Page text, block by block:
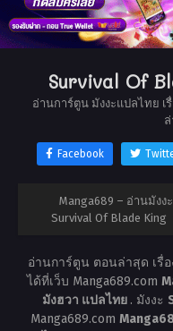
Survival Of
อ่านการ์ตูน มังงะแปลไทย เ
Facebook
Manga689 – อ่านมัง
Survival Of Blade King
อ่านการ์ตูน ตอนล่าสุด เรื่อ
ได้ที่เว็บ Manga689.com
มังฮวา แปลไทย . มังงะ
Manga689.com